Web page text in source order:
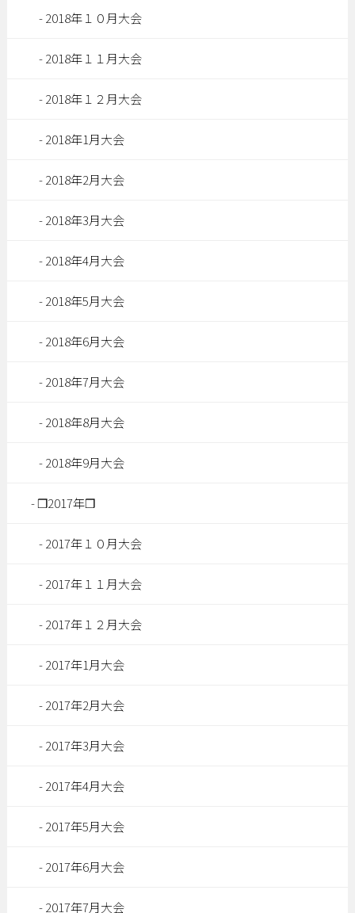
2018年１０月大会
2018年１１月大会
2018年１２月大会
2018年1月大会
2018年2月大会
2018年3月大会
2018年4月大会
2018年5月大会
2018年6月大会
2018年7月大会
2018年8月大会
2018年9月大会
❒2017年❒
2017年１０月大会
2017年１１月大会
2017年１２月大会
2017年1月大会
2017年2月大会
2017年3月大会
2017年4月大会
2017年5月大会
2017年6月大会
2017年7月大会